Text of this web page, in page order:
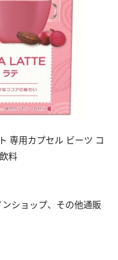
専用カプセル ビーツ コ
料
ショップ、その他通販